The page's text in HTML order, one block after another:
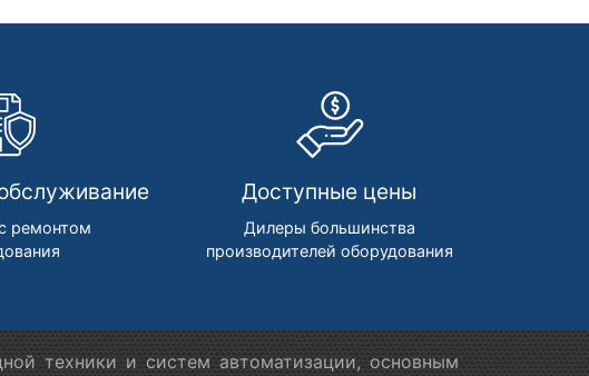
ремонтом
Доступные цены
Дилеры большинства
производителей оборудования
техники и систем автоматизации, основным